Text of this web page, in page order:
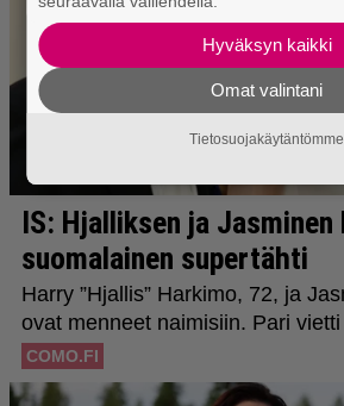
Hyväksyn kaikki
Omat valintani
Tietosuojakäytäntömme